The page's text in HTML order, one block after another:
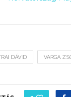
DÁVID VARGA